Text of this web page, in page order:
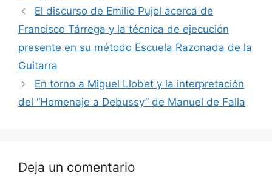
El discurso de Emilio Pujol acerca de
Francisco Tárrega y la técnica de ejecución
presente en su método Escuela Razonada de la
Guitarra
En torno a Miguel Llobet y la interpretación
del “Homenaje a Debussy” de Manuel de Falla
Deja un comentario